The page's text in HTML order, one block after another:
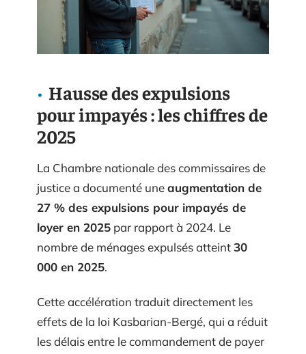
Hausse des expulsions
pour impayés : les chiffres de
2025
La Chambre nationale des commissaires de
justice a documenté uneaugmentation de
27 % des expulsions pour impayés de
loyer en 2025 par rapport à 2024. Le
nombre de ménages expulsés atteint30
000 en 2025.
Cette accélération traduit directement les
effets de la loi Kasbarian-Bergé, qui a réduit
les délais entre le commandement de payer